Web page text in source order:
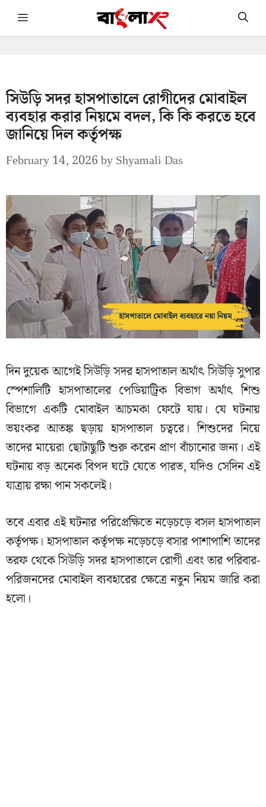
Skip Menu
সিউড়ি সদর হাসপাতালে রোগীদের মোবাইল
ব্যবহার করার নিয়মে বদল, কি কি করতে হবে
জানিয়ে দিল কর্তৃপক্ষ
February 14, 2026byShyamali Das
দিন দুয়েক আগেই সিউড়ি সদর হাসপাতাল অর্থাৎ সিউড়ি সুপার
স্পেশালিটি হাসপাতালের পেডিয়াট্রিক বিভাগ অর্থাৎ শিশু
বিভাগে একটি মোবাইল আচমকা ফেটে যায়। যে ঘটনায়
ভয়ংকর আতঙ্ক ছড়ায় হাসপাতাল চত্বরে। শিশুদের নিয়ে
তাদের মায়েরা ছোটাছুটি শুরু করেন প্রাণ বাঁচানোর জন্য। এই
ঘটনায় বড় অনেক বিপদ ঘটে যেতে পারত, যদিও সেদিন এই
যাত্রায় রক্ষা পান সকলেই।
তবে এবার এই ঘটনার পরিপ্রেক্ষিতে নড়েচড়ে বসল হাসপাতাল
কর্তৃপক্ষ। হাসপাতাল কর্তৃপক্ষ নড়েচড়ে বসার পাশাপাশি তাদের
তরফ থেকে সিউড়ি সদর হাসপাতালে রোগী এবং তার পরিবার-
পরিজনদের মোবাইল ব্যবহারের ক্ষেত্রে নতুন নিয়ম জারি করা
হলো।